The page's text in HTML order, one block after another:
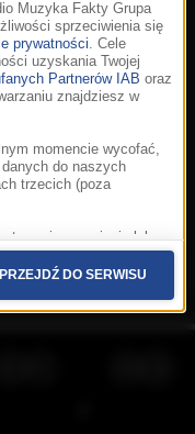
akceptację
Radio Muzyka
z o.o. sp. k.
Muzyka Fakty Grupa
sprzeciwienia się
prywatności. Cele
uzyskania Twojej
Partnerów IAB oraz
znajdziesz w
momencie wycofać,
do naszych
trzecich (poza
usunięcia lub
złożenia skargi do
W polityce prywatności
Szczegółowe
znajdują się w
PRZEJDŹ DO SERWISU